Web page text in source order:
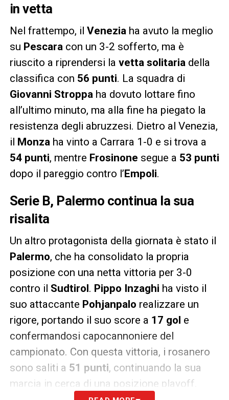
in vetta
Nel frattempo, il Veneziaha avuto la meglio
su Pescaracon un 3-2 sofferto, ma è
riuscito a riprendersi la vetta solitariadella
classifica con 56 punti. La squadra di
Giovanni Stroppaha dovuto lottare fino
all’ultimo minuto, ma alla fine ha piegato la
resistenza degli abruzzesi. Dietro al Venezia,
il Monzaha vinto a Carrara 1-0 e si trova a
54 punti, mentre Frosinone segue a 53 punti
dopo il pareggio contro l’Empoli.
Serie B, Palermo continua la sua
risalita
Un altro protagonista della giornata è stato il
Palermo, che ha consolidato la propria
posizione con una netta vittoria per 3-0
contro il Sudtirol. Pippo Inzaghi ha visto il
suo attaccante Pohjanpalo realizzare un
rigore, portando il suo score a 17 gol e
confermandosi capocannoniere del
campionato. Con questa vittoria, i rosanero
sono saliti a 51 punti, continuando la sua
marcia in cerca di una posizione playoff.